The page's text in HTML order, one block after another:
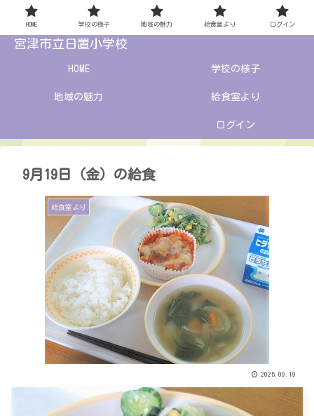
宮津市立日置小学校
HOME 学校の様子
地域の魅力 給食室より
ログイン
9月19日（金）の給食
給食室より
2025.09.19
HOME 学校の様子 地域の魅力 給食室より ログイン